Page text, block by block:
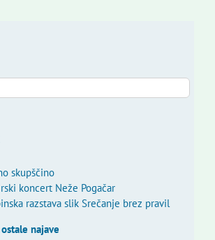
skupščino
koncert Neže Pogačar
razstava slik Srečanje brez pravil
najave